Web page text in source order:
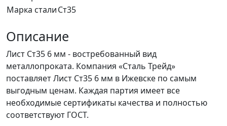
Марка сталиСт35
Описание
Лист Ст35 6 мм - востребованный вид
металлопроката. Компания «Сталь Трейд»
поставляет Лист Ст35 6 мм в Ижевске по самым
выгодным ценам. Каждая партия имеет все
необходимые сертификаты качества и полностью
соответствуют ГОСТ.